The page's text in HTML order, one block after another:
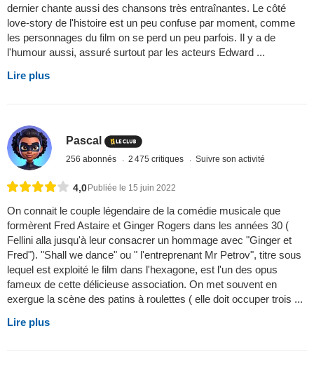
dernier chante aussi des chansons très entraînantes. Le côté
love-story de l'histoire est un peu confuse par moment, comme
les personnages du film on se perd un peu parfois. Il y a de
l'humour aussi, assuré surtout par les acteurs Edward ...
Lire plus
Pascal
256 abonnés 2 475 critiques Suivre son activité
4,0Publiée le 15 juin 2022
On connait le couple légendaire de la comédie musicale que
formèrent Fred Astaire et Ginger Rogers dans les années 30 (
Fellini alla jusqu'à leur consacrer un hommage avec "Ginger et
Fred"). "Shall we dance" ou " l'entreprenant Mr Petrov", titre sous
lequel est exploité le film dans l'hexagone, est l'un des opus
fameux de cette délicieuse association. On met souvent en
exergue la scène des patins à roulettes ( elle doit occuper trois ...
Lire plus